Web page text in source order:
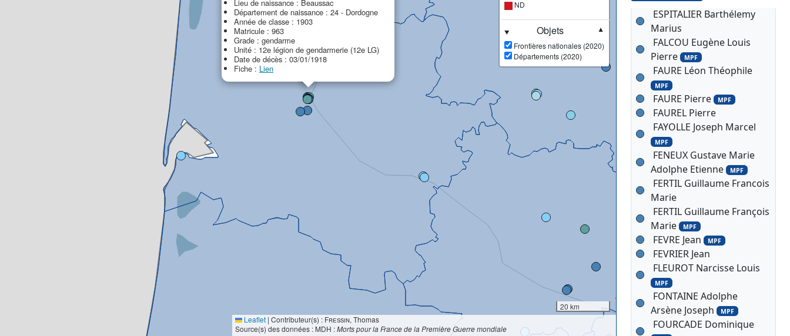
Lieu de naissance : Beaussac
Département de naissance : 24 - Dordogne
Année de classe : 1903
Matricule : 963
Grade : gendarme
Unité : 12e légion de gendarmerie (12e LG)
Date de décès : 03/01/1918
Fiche : Lien
ND
Objets
▼
Frontières nationales (2020)
Départements (2020)
20 km
Leaflet | Contributeur(s) : Fressin, Thomas
Source(s) des données : MDH :Morts pour la France de la Première Guerre mondiale
ESPITALIER Barthélemy
Marius
FALCOU Eugène Louis
Pierre MPF
FAURE Léon Théophile
MPF
FAURE Pierre MPF
FAUREL Pierre
FAYOLLE Joseph Marcel
MPF
FENEUX Gustave Marie
Adolphe Etienne MPF
FERTIL Guillaume Francois
Marie
FERTIL Guillaume François
Marie MPF
FEVRE Jean MPF
FEVRIER Jean
FLEUROT Narcisse Louis
MPF
FONTAINE Adolphe
Arsène Joseph MPF
FOURCADE Dominique